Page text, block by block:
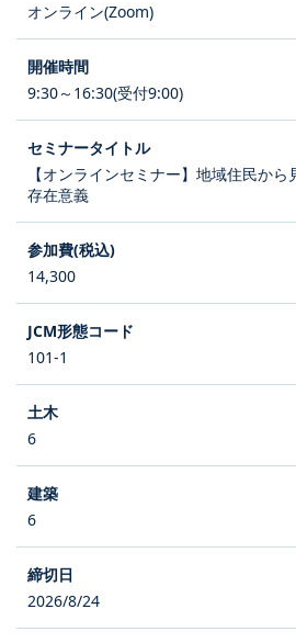
オンライン(Zoom)
9:30～16:30(受付9:00)
【オンラインセミナー】地域住民か
存在意義
14,300
101-1
6
6
2026/8/24